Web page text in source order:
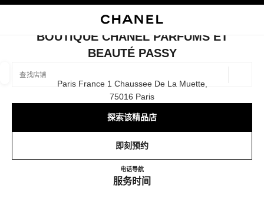
查找销售店铺
相关建议会显示在此搜索栏下方
关闭精品店卡片 BOUTIQUE CHANEL PARFUMS ET BEAUTÉ PASSY
BOUTIQUE CHANEL PARFUMS ET
BEAUTÉ PASSY
Paris France 1 Chaussee De La Muette,
75016 Paris
探索该精品店
即刻预约
电话140502200
导航Boutique CHANEL Parfums et
服务时间
筛选结果依据：
腕表与高级珠宝